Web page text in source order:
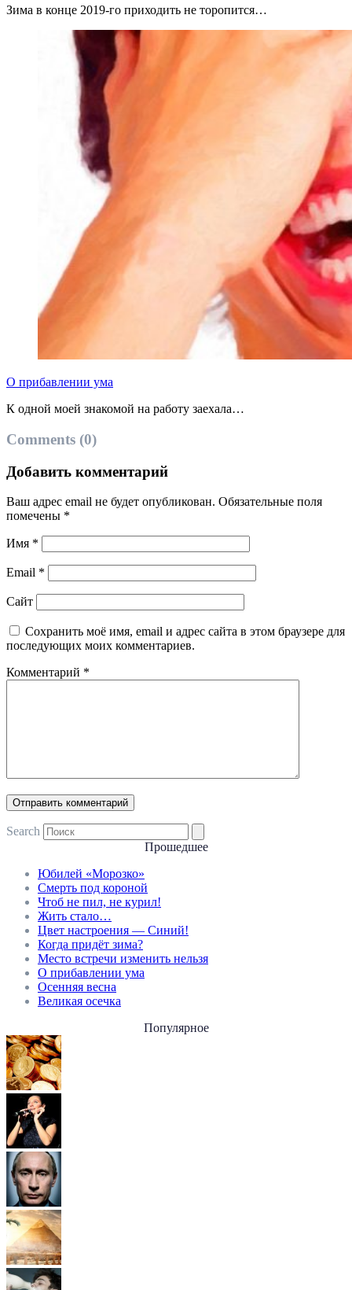
Зима в конце 2019-го приходить не торопится…
О прибавлении ума
К одной моей знакомой на работу заехала…
Comments (0)
Добавить комментарий
Ваш адрес email не будет опубликован. Обязательные поля
помечены *
Имя *
Email *
Сайт
Сохранить моё имя, email и адрес сайта в этом браузере для
последующих моих комментариев.
Комментарий *
Search
Прошедшее
Юбилей «Морозко»
Смерть под короной
Чтоб не пил, не курил!
Жить стало…
Цвет настроения — Синий!
Когда придёт зима?
Место встречи изменить нельзя
О прибавлении ума
Осенняя весна
Великая осечка
Популярное